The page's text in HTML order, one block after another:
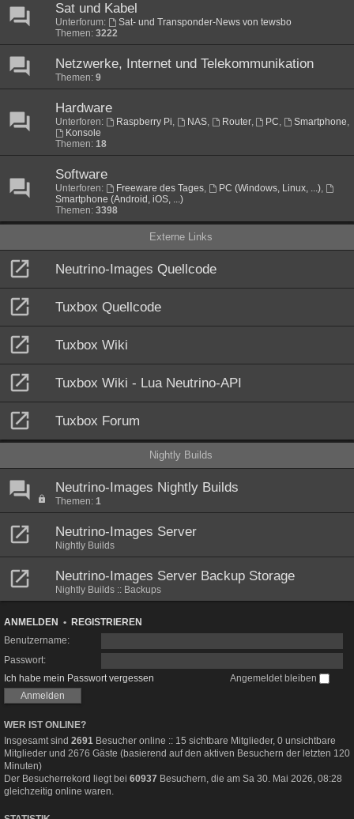
Sat und Kabel
Unterforum:
Sat- und Transponder-News von tewsbo
Themen: 3222
Netzwerke, Internet und Telekommunikation
Themen: 9
Hardware
Unterforen: Raspberry Pi, NAS, Router, PC, Smartphone,
Konsole
Themen: 18
Software
Unterforen: Freeware des Tages, PC (Windows, Linux, ...),
Smartphone (Android, iOS, ...)
Themen: 3398
Externe Links
Neutrino-Images Quellcode
Tuxbox Quellcode
Tuxbox Wiki
Tuxbox Wiki - Lua Neutrino-API
Tuxbox Forum
Nightly Builds
Neutrino-Images Nightly Builds
Themen: 1
Neutrino-Images Server
Nightly Builds
Neutrino-Images Server Backup Storage
Nightly Builds :: Backups
ANMELDEN • REGISTRIEREN
Benutzername:
Passwort:
Ich habe mein Passwort vergessen
Angemeldet bleiben
WER IST ONLINE?
Insgesamt sind 2691 Besucher online :: 15 sichtbare Mitglieder, 0 unsichtbare
Mitglieder und 2676 Gäste (basierend auf den aktiven Besuchern der letzten 120
Minuten)
Der Besucherrekord liegt bei 60937 Besuchern, die am Sa 30. Mai 2026, 08:28
gleichzeitig online waren.